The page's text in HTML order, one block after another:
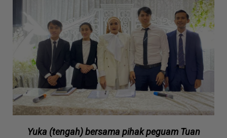
Yuka (tengah) bersama pihak peguam Tuan